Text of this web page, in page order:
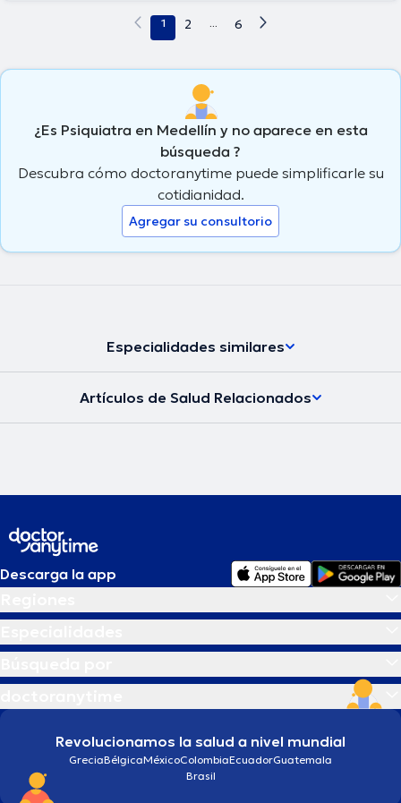
1 2 ... 6
¿Es Psiquiatra en Medellín y no aparece en esta
búsqueda ?
Descubra cómo doctoranytime puede simplificarle su
cotidianidad.
Agregar su consultorio
Especialidades similares
Artículos de Salud Relacionados
Descarga la app
Revolucionamos la salud a nivel mundial
GreciaBélgicaMéxicoColombiaEcuadorGuatemala
Brasil